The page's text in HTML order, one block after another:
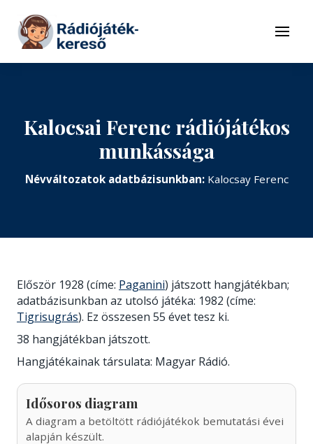
Tovább a tartalomhoz
Menü
Kalocsai Ferenc rádiójátékos
munkássága
Névváltozatok adatbázisunkban: Kalocsay Ferenc
Először 1928 (címe: Paganini) játszott hangjátékban;
adatbázisunkban az utolsó játéka: 1982 (címe:
Tigrisugrás). Ez összesen 55 évet tesz ki.
38 hangjátékban játszott.
Hangjátékainak társulata: Magyar Rádió.
Idősoros diagram
A diagram a betöltött rádiójátékok bemutatási évei
alapján készült.